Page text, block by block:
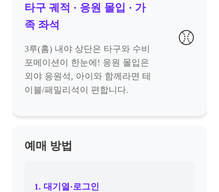
타구 궤적 · 응원 몰입 · 가
족 좌석
3루(홈) 내야 상단은 타구와 수비
포메이션이 한눈에! 응원 몰입은
외야 응원석, 아이와 함께라면 테
이블/패밀리석이 편합니다.
⚾
예매 방법
1. 대기열·로그인